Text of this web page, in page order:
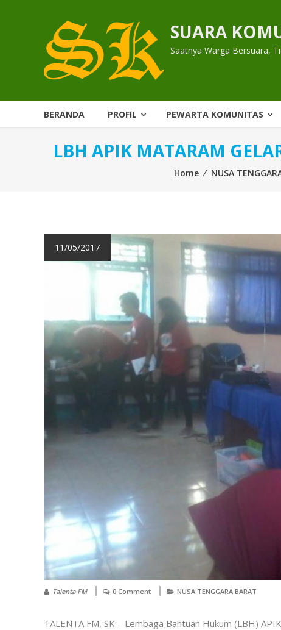
SUARA
Saatnya Warga Bersuara,
BERANDA PROFIL PEWARTA KOMUNITAS
LBH APIK MATARAM
Home ⁄ NUSA
11/05/2017
Talenta FM 0 Comment NUSA TENGGARA BARAT
TALENTA FM, SK – Lembaga Bantuan Hukum (LBH)